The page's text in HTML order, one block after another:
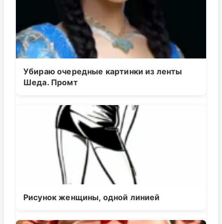
Убираю очередные картинки из ленты
Шеда. Промт
Рисунок женщины, одной линией